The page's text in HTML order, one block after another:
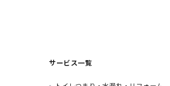
サービス一覧